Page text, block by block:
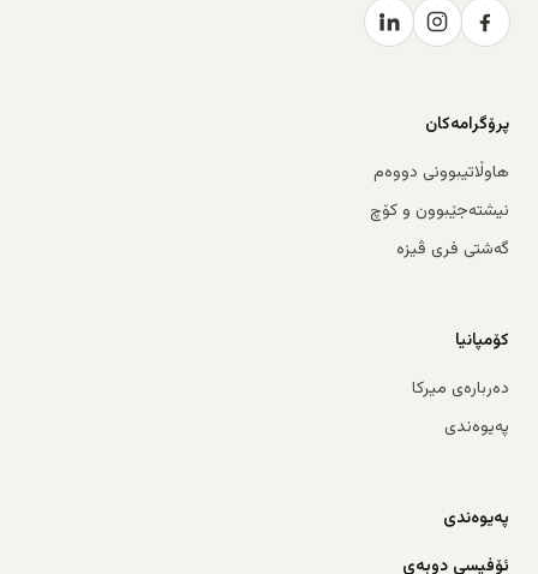
پرۆگرامەکان
هاوڵاتیبوونی دووەم
نیشتەجێبوون و کۆچ
گەشتی فری ڤیزە
کۆمپانیا
دەربارەی میرکا
پەیوەندی
پەیوەندی
ئۆفیسی دوبەی